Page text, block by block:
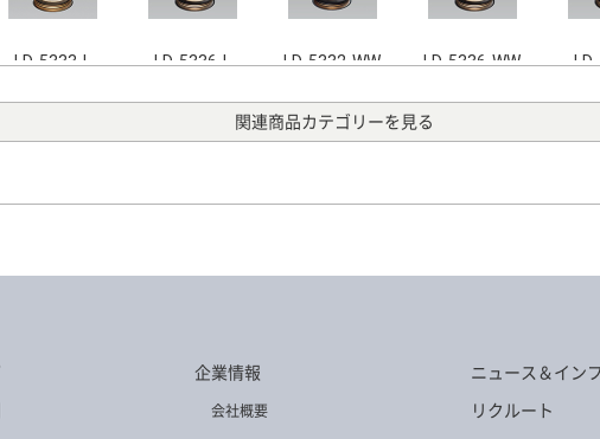
LD-5333-L LD-5336-L LD-5332-WW LD-5336-WW
関連商品カテゴリーを見る
企業情報
会社概要
ニュース＆イン
リクルート